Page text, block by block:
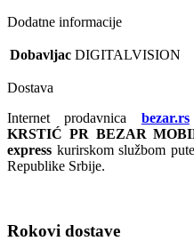
Dodatne informacije
Dobavljac DIGITALVISION
Dostava
Internet prodavnica bezar.rs
KRSTIĆ PR BEZAR
express kurirskom službom
Republike Srbije.
Rokovi dostave